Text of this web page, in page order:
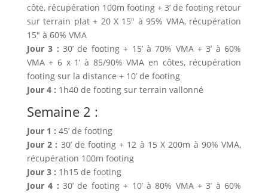
côte, récupération 100m footing + 3’ de footing retour
sur terrain plat + 20 X 15″ à 95% VMA, récupération
15″ à 60% VMA
Jour 3 : 30’ de footing + 15’ à 70% VMA + 3’ à 60%
VMA + 6 x 1’ à 85/90% VMA en côtes, récupération
footing sur la distance + 10’ de footing
Jour 4 : 1h40 de footing sur terrain vallonné
Semaine 2 :
Jour 1 : 45’ de footing
Jour 2 : 30’ de footing + 12 à 15 X 200m à 90% VMA,
récupération 100m footing
Jour 3 : 1h15 de footing
Jour 4 : 30’ de footing + 10’ à 80% VMA + 3’ à 60%